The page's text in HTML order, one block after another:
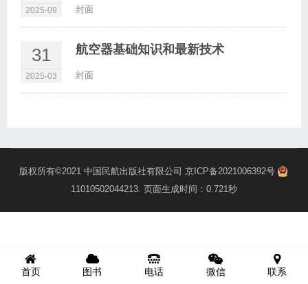
2025-09 封面
31
2025-03
航空器基础知识和最新技术
封面
版权所有©2021 中国民航出版社有限公司 京ICP备2021006392号
11010502044213. 页面生成时间：0.721秒
首页 图书 电话 微信 联系